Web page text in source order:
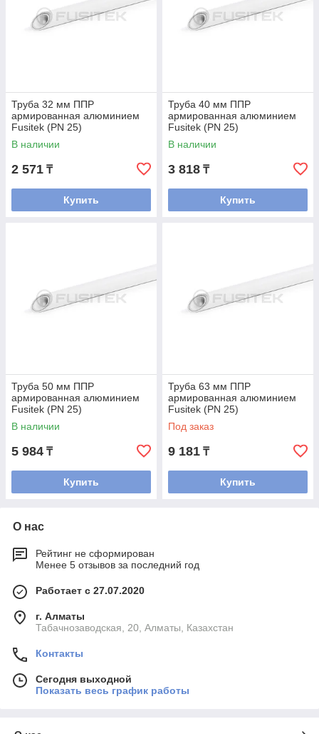
Труба 32 мм ППР
армированная алюминием
Fusitek (PN 25)
В наличии
2 571 ₸
Купить
Труба 40 мм ППР
армированная алюминием
Fusitek (PN 25)
В наличии
3 818 ₸
Купить
Труба 50 мм ППР
армированная алюминием
Fusitek (PN 25)
В наличии
5 984 ₸
Купить
Труба 63 мм ППР
армированная алюминием
Fusitek (PN 25)
Под заказ
9 181 ₸
Купить
О нас
Рейтинг не сформирован
Менее 5 отзывов за последний год
Работает с 27.07.2020
г. Алматы
Табачнозаводская, 20, Алматы, Казахстан
Контакты
Сегодня выходной
Показать весь график работы